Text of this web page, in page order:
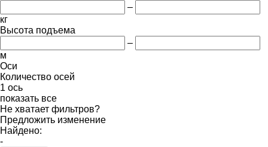
–
кг
Высота подъема
–
м
Оси
Количество осей
1 ось
показать все
Не хватает фильтров?
Предложить изменение
Найдено:
-